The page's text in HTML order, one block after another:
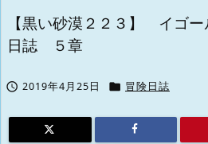
【黒い砂漠２２３】 イゴ
日誌 ５章
 2019年4月25日  冒険日誌